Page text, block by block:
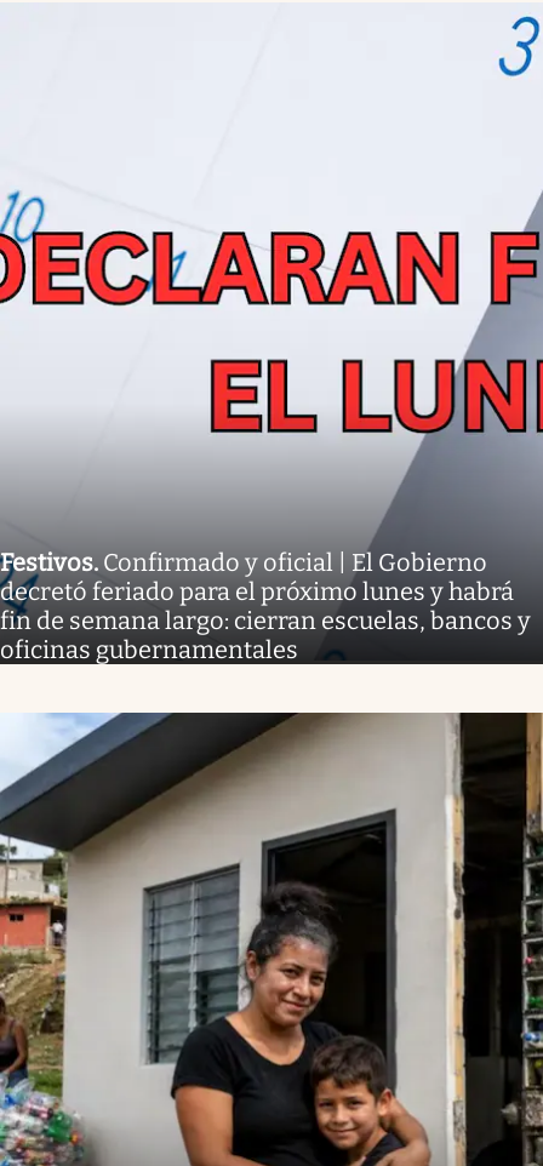
Festivos. Confirmado y oficial | El Gobierno
decretó feriado para el próximo lunes y habrá
fin de semana largo: cierran escuelas, bancos y
oficinas gubernamentales